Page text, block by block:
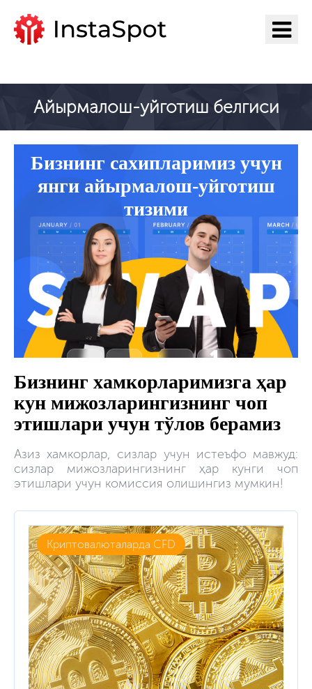
Айырмалош-уйготиш белгиси
Бизнинг сахипларимиз учун
янги айырмалош-уйготиш
тизими
Бизнинг хамкорларимизга ҳар
кун мижозларингизнинг чоп
этишлари учун тўлов берамиз
Азиз хамкорлар, сизлар учун истеъфо мавжуд:
сизлар мижозларингизнинг ҳар кунги чоп
этишлари учун комиссия олишингиз мумкин!
Криптовалюталарда CFD